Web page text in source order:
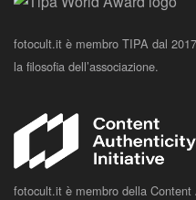
fotocult.it è membro TIPA dal
la filosofia dell’associazione.
fotocult.it è membro della